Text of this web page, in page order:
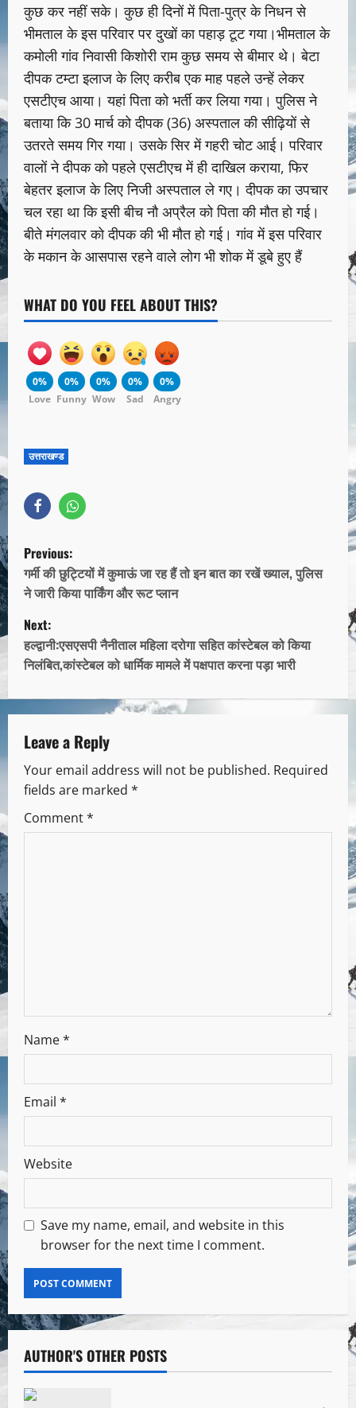
कुछ कर नहीं सके। कुछ ही दिनों में पिता-पुत्र के निधन से
भीमताल के इस परिवार पर दुखों का पहाड़ टूट गया।भीमताल के
कमोली गांव निवासी किशोरी राम कुछ समय से बीमार थे। बेटा
दीपक टम्टा इलाज के लिए करीब एक माह पहले उन्हें लेकर
एसटीएच आया। यहां पिता को भर्ती कर लिया गया। पुलिस ने
बताया कि 30 मार्च को दीपक (36) अस्पताल की सीढ़ियों से
उतरते समय गिर गया। उसके सिर में गहरी चोट आई। परिवार
वालों ने दीपक को पहले एसटीएच में ही दाखिल कराया, फिर
बेहतर इलाज के लिए निजी अस्पताल ले गए। दीपक का उपचार
चल रहा था कि इसी बीच नौ अप्रैल को पिता की मौत हो गई।
बीते मंगलवार को दीपक की भी मौत हो गई। गांव में इस परिवार
के मकान के आसपास रहने वाले लोग भी शोक में डूबे हुए हैं
WHAT DO YOU FEEL ABOUT THIS?
0%
Love
0%
Funny
0%
Wow
0%
Sad
0%
Angry
उत्तराखण्ड
Previous:
गर्मी की छुट्टियों में कुमाऊं जा रह हैं तो इन बात का रखें ख्याल, पुलिस
ने जारी किया पार्किंग और रूट प्लान
Next:
हल्द्वानी:एसएसपी नैनीताल महिला दरोगा सहित कांस्टेबल को किया
निलंबित,कांस्टेबल को धार्मिक मामले में पक्षपात करना पड़ा भारी
Leave a Reply
Your email address will not be published. Required
fields are marked *
Comment*
Name*
Email *
Website
Save my name, email, and website in this
browser for the next time I comment.
AUTHOR'S OTHER POSTS